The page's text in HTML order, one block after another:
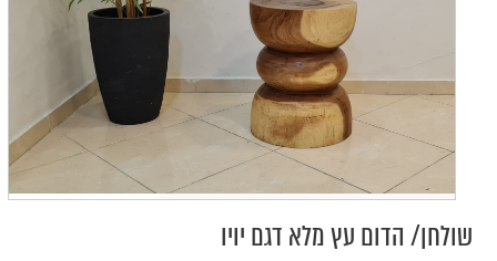
שולחן/ הדום עץ מלא דגם יויו